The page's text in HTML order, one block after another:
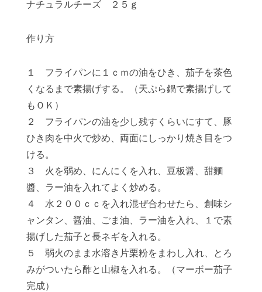
ナチュラルチーズ ２５ｇ
作り方
１ フライパンに１ｃｍの油をひき、茄子を茶色
くなるまで素揚げする。（天ぷら鍋で素揚げして
もＯＫ）
２ フライパンの油を少し残すくらいにすて、豚
ひき肉を中火で炒め、両面にしっかり焼き目をつ
ける。
３ 火を弱め、にんにくを入れ、豆板醤、甜麵
醬、ラー油を入れてよく炒める。
４ 水２００ｃｃを入れ混ぜ合わせたら、創味シ
ャンタン、醤油、ごま油、ラー油を入れ、１で素
揚げした茄子と長ネギを入れる。
５ 弱火のまま水溶き片栗粉をまわし入れ、とろ
みがついたら酢と山椒を入れる。（マーボー茄子
完成）